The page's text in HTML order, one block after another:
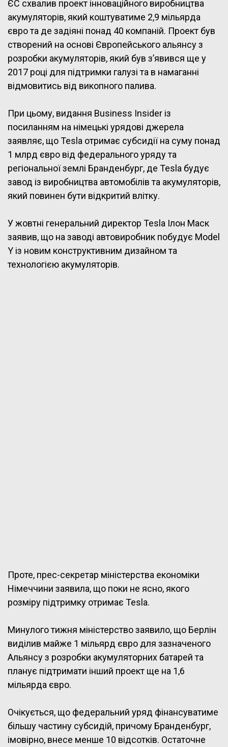
ЄС схвалив проект інноваційного виробництва
акумуляторів, який коштуватиме 2,9 мільярда
євро та де задіяні понад 40 компаній. Проект був
створений на основі Європейського альянсу з
розробки акумуляторів, який був з’явився ще у
2017 році для підтримки галузі та в намаганні
відмовитись від викопного палива.
При цьому, видання Business Insider із
посиланням на німецькі урядові джерела
заявляє, що Tesla отримає субсидії на суму понад
1 млрд євро від федерального уряду та
регіональної землі Бранденбург, де Tesla будує
завод із виробництва автомобілів та акумуляторів,
який повинен бути відкритий влітку.
У жовтні генеральний директор Tesla Ілон Маск
заявив, що на заводі автовиробник побудує Model
Y із новим конструктивним дизайном та
технологією акумуляторів.
Проте, прес-секретар міністерства економіки
Німеччини заявила, що поки не ясно, якого
розміру підтримку отримає Tesla.
Минулого тижня міністерство заявило, що Берлін
виділив майже 1 мільярд євро для зазначеного
Альянсу з розробки акумуляторних батарей та
планує підтримати інший проект ще на 1,6
мільярда євро.
Очікується, що федеральний уряд фінансуватиме
більшу частину субсидій, причому Бранденбург,
імовірно, внесе менше 10 відсотків. Остаточне